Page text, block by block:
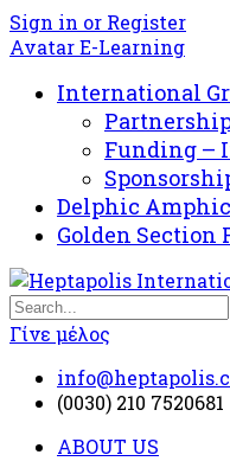
Sign in or Register
Avatar E-Learning
International
Funding –
Delphic
Golden Section
Γίνε μέλος
(0030) 210 7520681
ABOUT US